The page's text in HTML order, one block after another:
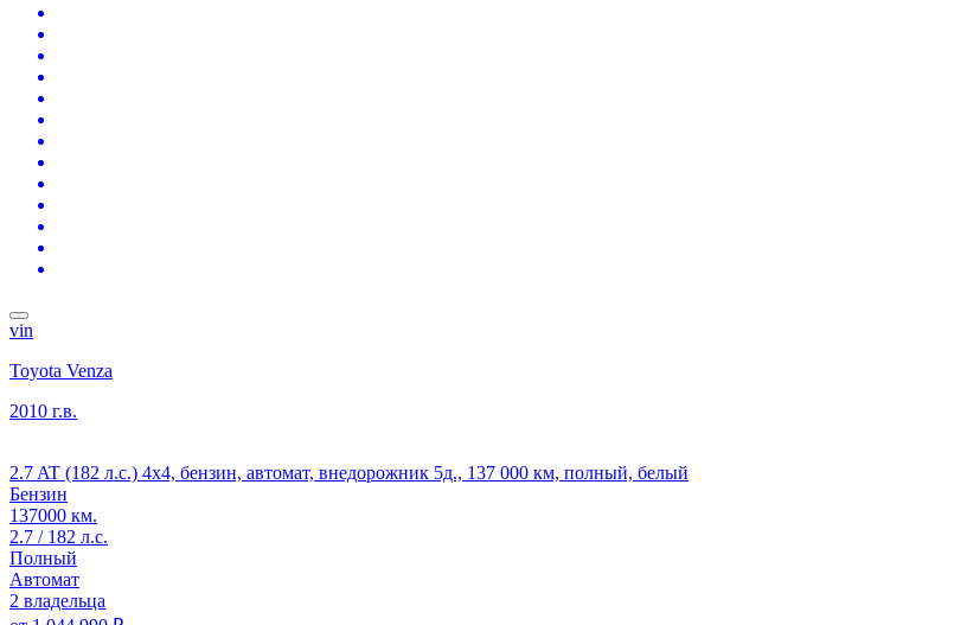
vin
Toyota Venza
2010 г.в.
2.7 AT (182 л.с.) 4x4, бензин, автомат, внедорожник 5д., 137 000 км, полный, белый
Бензин
137000 км.
2.7 / 182 л.с.
Полный
Автомат
2 владельца